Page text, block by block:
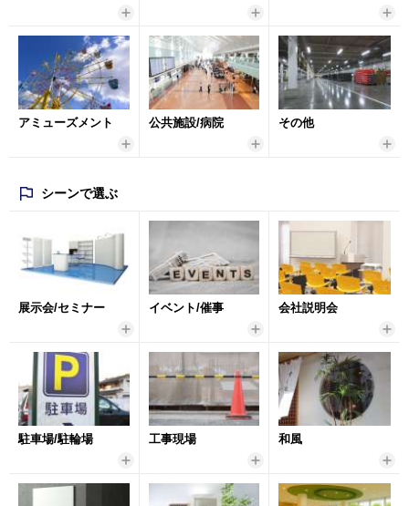
アミューズメント 公共施設/病院 その他
シーンで選ぶ
展示会/セミナー イベント/催事 会社説明会
駐車場/駐輪場 工事現場 和風